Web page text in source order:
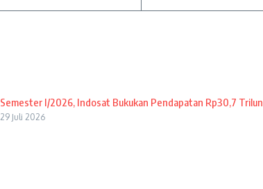
Semester I/2026, Indosat Bukukan Pendapatan Rp30,7 Trilun
29 Juli 2026